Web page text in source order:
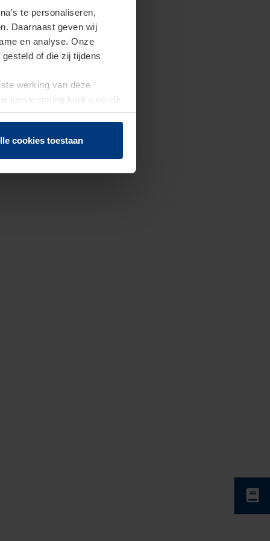
te personaliseren,
Daarnaast geven wij
en analyse. Onze
of die zij tijdens
werking van deze
toestemming kunt u op elk
herroepen.
cookies toestaan